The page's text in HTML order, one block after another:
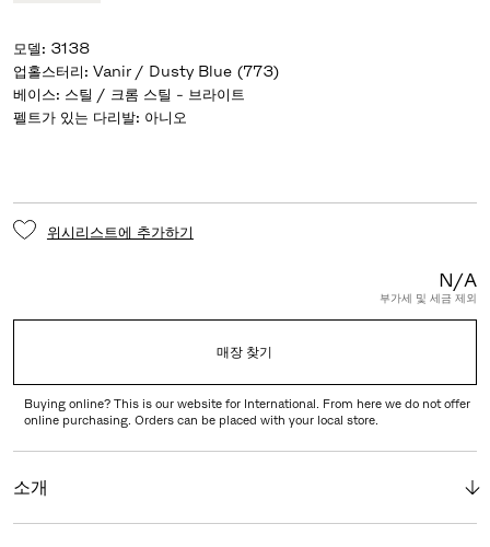
모델: 3138
업홀스터리: Vanir / Dusty Blue (773)
베이스: 스틸 / 크롬 스틸 - 브라이트
펠트가 있는 다리발: 아니오
위시리스트에 추가하기
N/A
부가세 및 세금 제외
매장 찾기
Buying online? This is our website for International. From here we do not offer
online purchasing. Orders can be placed with your local store.
소개